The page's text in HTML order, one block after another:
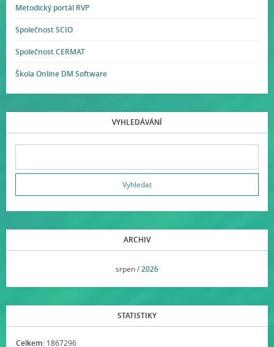
Metodický portál RVP
Společnost SCIO
Společnost CERMAT
Škola Online DM Software
VYHLEDÁVÁNÍ
ARCHIV
srpen /2026
STATISTIKY
Celkem: 1867296